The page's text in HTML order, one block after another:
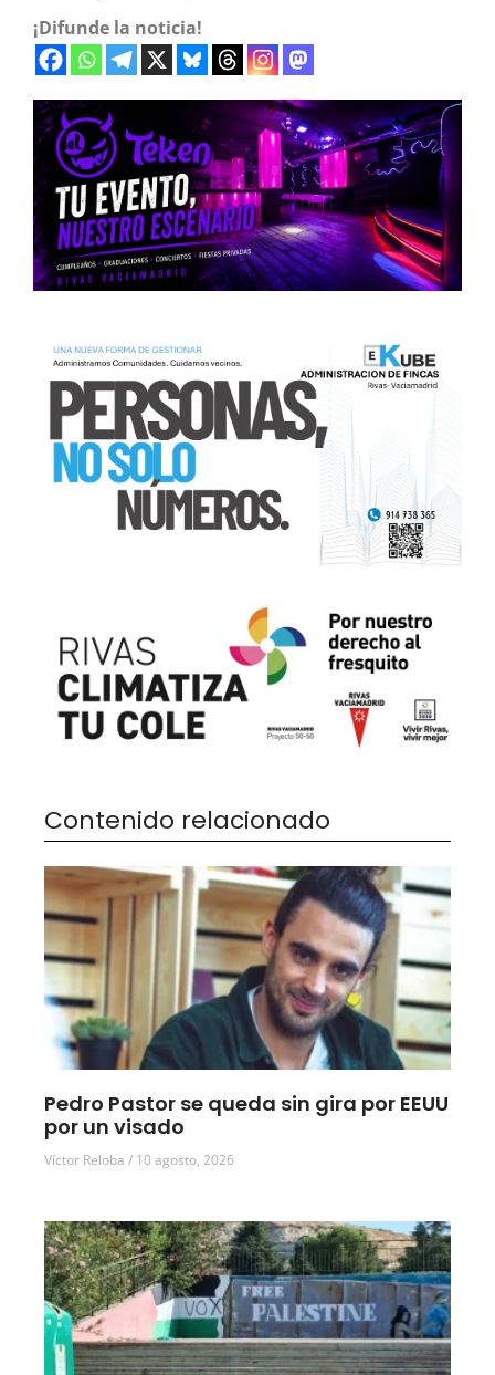
¡Difunde la noticia!
Contenido relacionado
Pedro Pastor se queda sin gira por EEUU
por un visado
Víctor Reloba 10 agosto, 2026